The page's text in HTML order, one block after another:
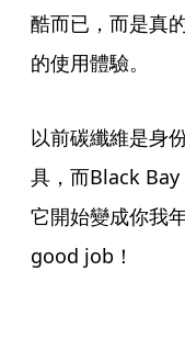
酷而已，而是真
的使用體驗。
以前碳纖維是身
具，而Black
它開始變成你我
good job！